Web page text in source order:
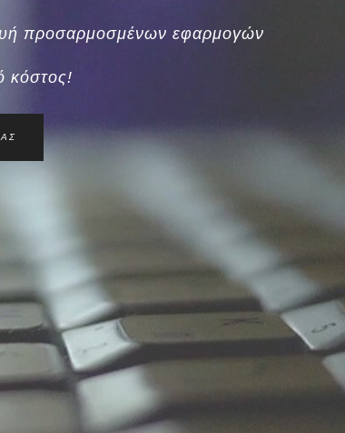
προσαρμοσμένων εφαρμογών
κόστος!